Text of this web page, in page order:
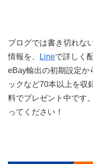
ブログでは書き切れな
情報を、
Lineで詳しく
eBay輸出の初期設定か
ックなど70本以上を収
料でプレゼント中です
ってください！